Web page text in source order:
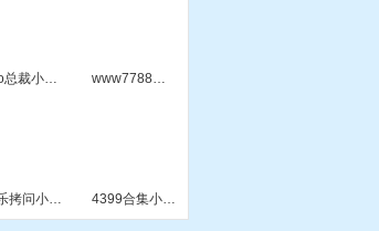
exo总裁小游戏 www7788小游戏
快乐拷问小游戏 4399合集小游戏